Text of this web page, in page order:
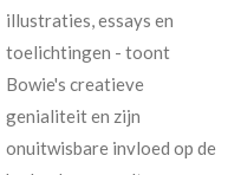
illustraties, essays en
toelichtingen - toont
Bowie's creatieve
genialiteit en zijn
onuitwisbare invloed op de